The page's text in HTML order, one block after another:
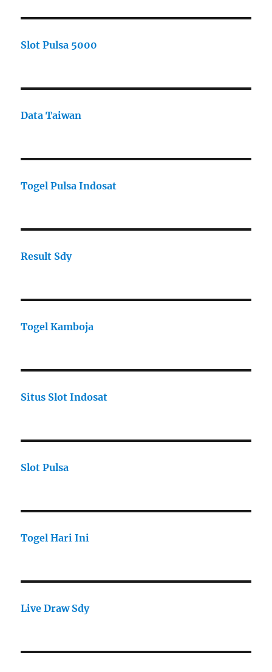
Slot Pulsa 5000
Data Taiwan
Togel Pulsa Indosat
Result Sdy
Togel Kamboja
Situs Slot Indosat
Slot Pulsa
Togel Hari Ini
Live Draw Sdy